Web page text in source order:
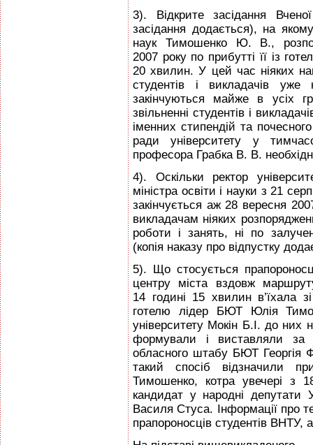
3). Відкрите засідання
засідання додається), на
наук Тимошенко Ю. В.,
2007 року по прибутті її із
20 хвилин. У цей час ніяких
студентів і викладачів
закінчуються майже в усіх
звільненні студентів і
іменних стипендій та
ради університету у
професора Грабка В. В.
4). Оскільки ректор
міністра освіти і науки з 21
закінчується аж 28 вересня
викладачам ніяких
роботи і занять, ні по
(копія наказу про відпустку
5). Що стосується
центру міста вздовж
14 годині 15 хвилин в’їхала
готелю лідер БЮТ Юлія
університету Мокін Б.І. до них
формували і виставляли за
обласного штабу БЮТ Георгія
такий спосіб відзначили
Тимошенко, котра увечері з
кандидат у народні
Василя Стуса. Інформації про
прапороносців студентів ВНТУ,